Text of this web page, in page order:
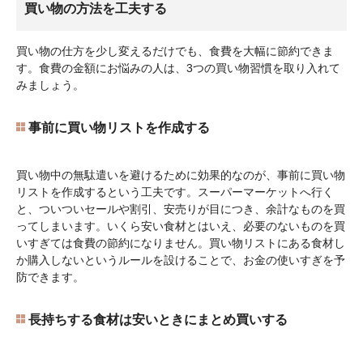
買い物の方法を工夫する
買い物の仕方を少し変えるだけでも、食費を大幅に節約できま
す。食費の金額にお悩みの人は、3つの買い物習慣を取り入れて
みましょう。
事前に買い物リストを作成する
買い物中の無駄遣いを避けるために効果的なのが、事前に買い物
リストを作成するという工夫です。スーパーマーケットへ行く
と、ついついセールや割引、安売りが目につき、余計なものを買
ってしまいます。いくら安い食材とはいえ、必要のないものを買
いすぎては食費の節約になりません。買い物リストにある食材し
か購入しないというルールを設けることで、お金の使いすぎを予
防できます。
長持ちする食材は安いときにまとめ買いする